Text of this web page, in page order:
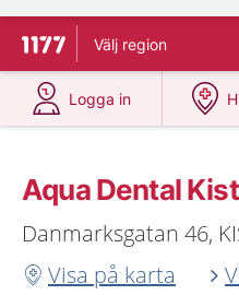
Till startsidan för 1177
Välj region
Logga in
på 1177.se
Aqua Dental
Danmarksgatan 46,
Visa på karta